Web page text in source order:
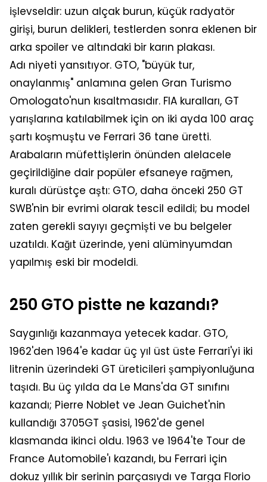
işlevseldir: uzun alçak burun, küçük radyatör
girişi, burun delikleri, testlerden sonra eklenen bir
arka spoiler ve altındaki bir karın plakası.
Adı niyeti yansıtıyor. GTO, "büyük tur,
onaylanmış" anlamına gelen Gran Turismo
Omologato'nun kısaltmasıdır. FIA kuralları, GT
yarışlarına katılabilmek için on iki ayda 100 araç
şartı koşmuştu ve Ferrari 36 tane üretti.
Arabaların müfettişlerin önünden alelacele
geçirildiğine dair popüler efsaneye rağmen,
kuralı dürüstçe aştı: GTO, daha önceki 250 GT
SWB'nin bir evrimi olarak tescil edildi; bu model
zaten gerekli sayıyı geçmişti ve bu belgeler
uzatıldı. Kağıt üzerinde, yeni alüminyumdan
yapılmış eski bir modeldi.
250 GTO pistte ne kazandı?
Saygınlığı kazanmaya yetecek kadar. GTO,
1962'den 1964'e kadar üç yıl üst üste Ferrari'yi iki
litrenin üzerindeki GT üreticileri şampiyonluğuna
taşıdı. Bu üç yılda da Le Mans'da GT sınıfını
kazandı; Pierre Noblet ve Jean Guichet'nin
kullandığı 3705GT şasisi, 1962'de genel
klasmanda ikinci oldu. 1963 ve 1964'te Tour de
France Automobile'ı kazandı, bu Ferrari için
dokuz yıllık bir serinin parçasıydı ve Targa Florio